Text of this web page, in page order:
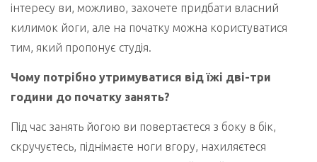
інтересу ви, можливо, захочете придбати власний
килимок йоги, але на початку можна користуватися
тим, який пропонує студія.
Чому потрібно утримуватися від їжі дві-три
години до початку занять?
Під час занять йогою ви повертаєтеся з боку в бік,
скручуєтесь, піднімаєте ноги вгору, нахиляєтеся